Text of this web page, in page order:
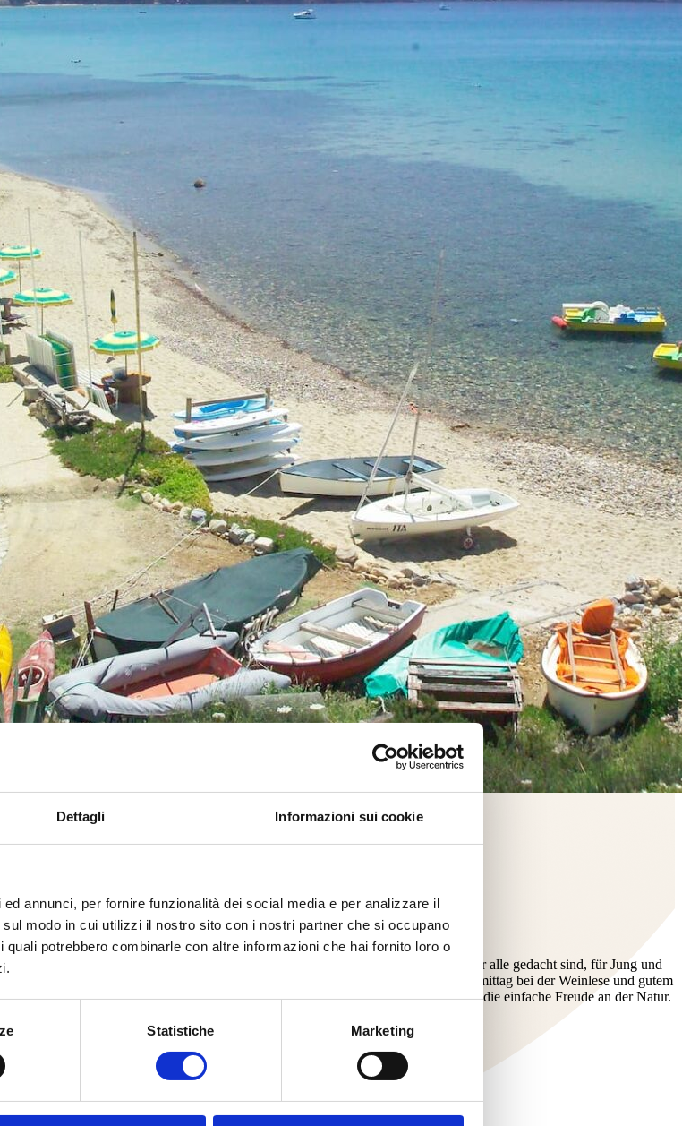
Dettagli Informazioni sui cookie
annunci, per fornire funzionalità dei social media e per analizzare il
modo in cui utilizzi il nostro sito con i nostri partner che si occupano
potrebbero combinarle con altre informazioni che hai fornito loro o
Statistiche Marketing
mit der Natur. Genau aus diesem Grund bieten wir Aktivitäten an, die für alle gedacht sind, für Jung und
Vormittag bei der Olivenernte und der Verkostung des neuen Öls, einen Nachmittag bei der Weinlese und gutem
eine große Familie zu erleben. Wir teilen Abenteuer, Stunden, Geschichten und die einfache Freude an der Natur.
einziges Ereignis zu verpassen!